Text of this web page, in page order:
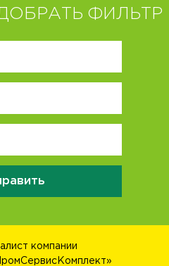
ФИЛЬТР
компании